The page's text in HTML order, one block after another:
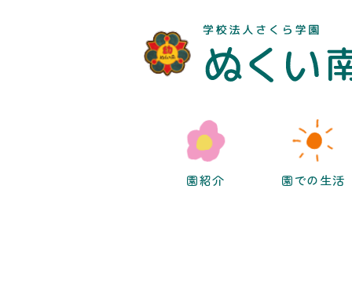
園紹介 園での生活